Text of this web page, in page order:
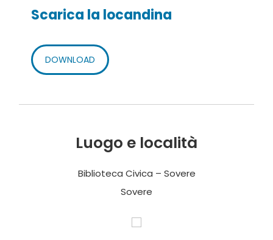
Scarica la locandina
DOWNLOAD
Luogo e località
Biblioteca Civica – Sovere
Sovere